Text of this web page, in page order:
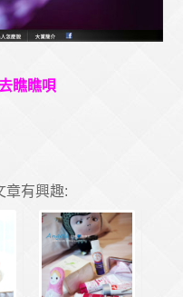
瞧瞧唄
章有興趣: